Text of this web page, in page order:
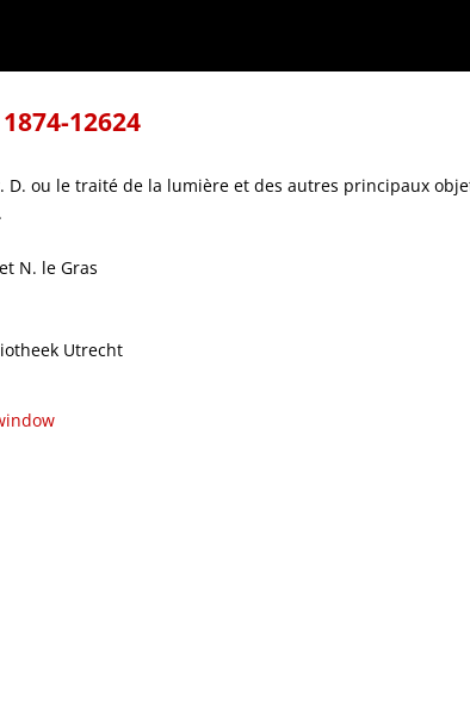
objets des sens
1874-12624
D. ou le traité de la lumière et des autres principaux
N. le Gras
Utrecht